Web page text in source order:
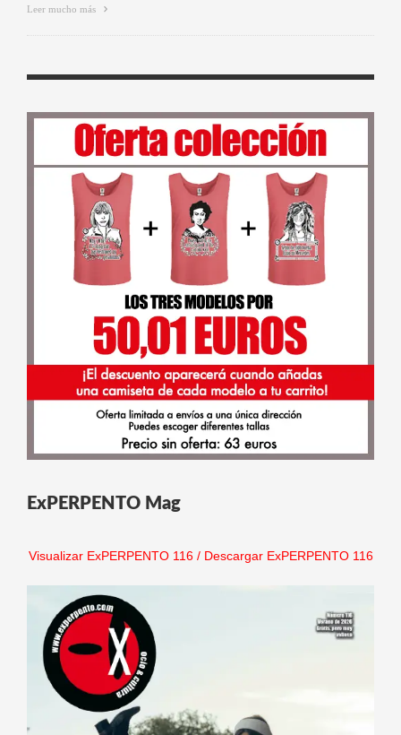
Leer mucho más
ExPERPENTO Mag
Visualizar ExPERPENTO 116/ Descargar ExPERPENTO 116